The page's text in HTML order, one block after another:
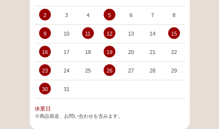
2 3 4 5 6 7 8
9 10 11 12 13 14 15
16 17 18 19 20 21 22
23 24 25 26 27 28 29
30 31
休業日
※商品発送、お問い合わせを含みます。